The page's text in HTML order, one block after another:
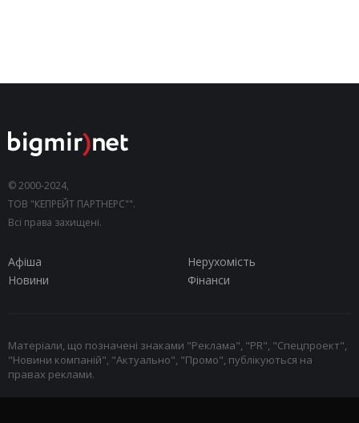
© 2000-2024,
ТОВ "КЕПРЕЙТ ПАРТНЕРС"".
Всі права захищені.
Афіша
Нерухомість
Новини
Фінанси
Матеріали, що позначені знаками "Реклама", "PR", "Спецпроект",
"Новини компаній", "Актуально", "Промо", публікуються на
правах реклами.